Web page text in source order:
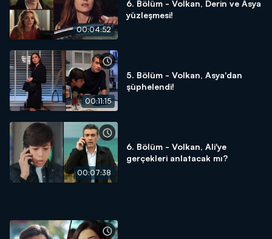
00:04:52
6. Bölüm - Volkan, Derin ve Asya
yüzleşmesi!
00:11:15
5. Bölüm - Volkan, Asya'dan
şüphelendi!
00:07:38
6. Bölüm - Volkan, Ali'ye
gerçekleri anlatacak mı?